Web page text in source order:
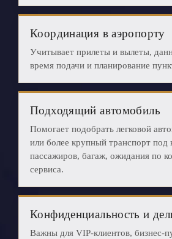
Координация в аэропорту
Учитывает прилеты и вылеты,
время подачи и планирование
Подходящий автомобиль
Помогает подобрать легковой
или более крупный транспорт под
пассажиров, багаж, ожидания по
сервиса.
Конфиденциальность и
Важны для VIP-клиентов, бизнес-